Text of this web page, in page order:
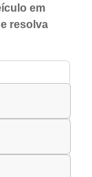
em
resolva